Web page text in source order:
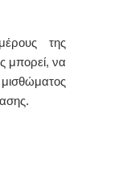
της
μπορεί, να